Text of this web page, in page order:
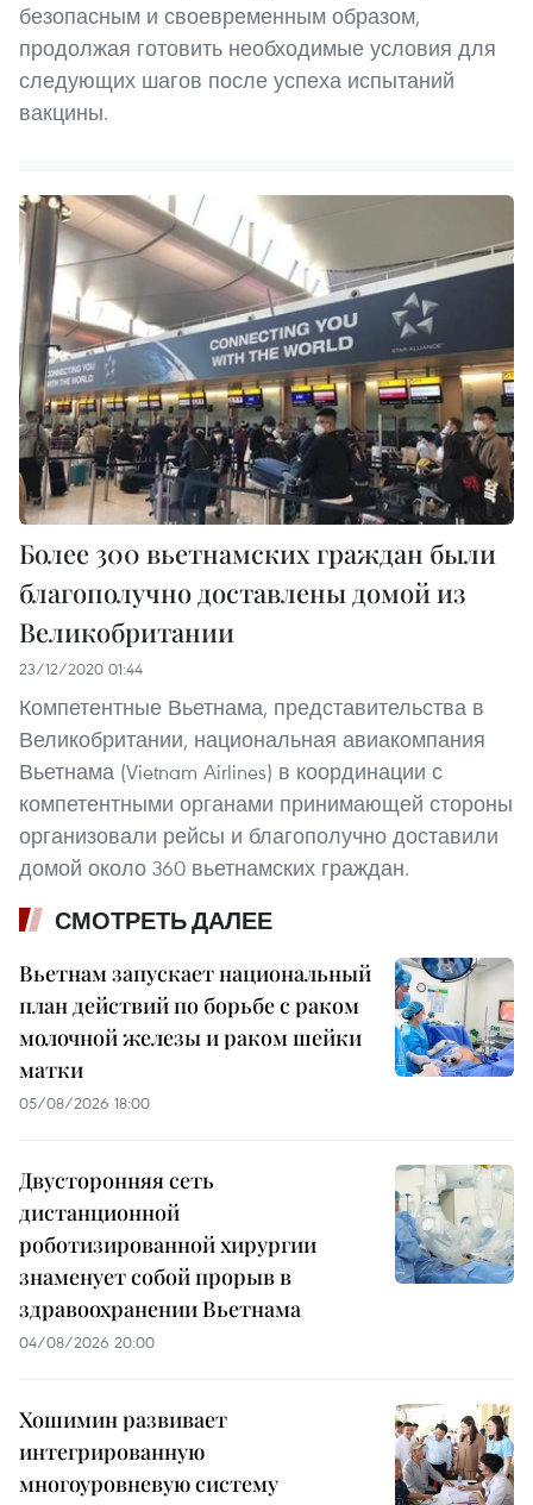
безопасным и своевременным образом,
продолжая готовить необходимые условия для
следующих шагов после успеха испытаний
вакцины.
Более 300 вьетнамских граждан были
благополучно доставлены домой из
Великобритании
23/12/2020 01:44
Компетентные Вьетнама, представительства в
Великобритании, национальная авиакомпания
Вьетнама (Vietnam Airlines) в координации с
компетентными органами принимающей стороны
организовали рейсы и благополучно доставили
домой около 360 вьетнамских граждан.
СМОТРЕТЬ ДАЛЕЕ
Вьетнам запускает национальный
план действий по борьбе с раком
молочной железы и раком шейки
матки
05/08/2026 18:00
Двусторонняя сеть
дистанционной
роботизированной хирургии
знаменует собой прорыв в
здравоохранении Вьетнама
04/08/2026 20:00
Хошимин развивает
интегрированную
многоуровневую систему